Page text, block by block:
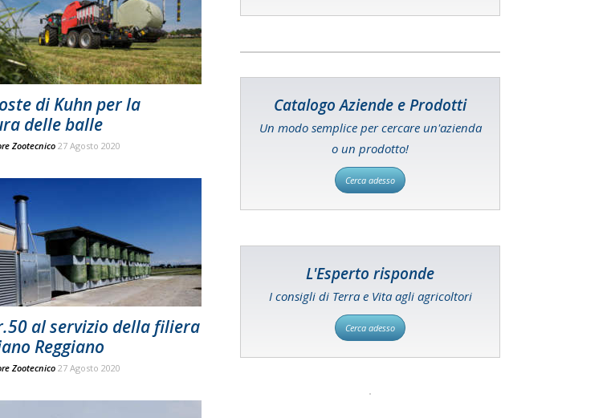
di Kuhn per la
delle balle
Zootecnico27 Agosto 2020
al servizio della filiera
Reggiano
Zootecnico27 Agosto 2020
Catalogo Aziende e Prodotti
Un modo semplice per cercare un'azienda
o un prodotto!
Cerca adesso
L'Esperto risponde
I consigli di Terra e Vita agli agricoltori
Cerca adesso